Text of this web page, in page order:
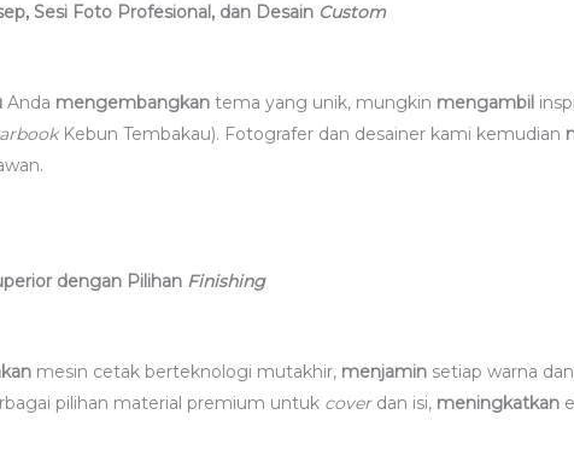
Sesi Foto Profesional, dan Desain Custom
Anda mengembangkan tema yang unik, mungkin mengambil
Kebun Tembakau). Fotografer dan desainer kami kemudian
dengan Pilihan Finishing
mesin cetak berteknologi mutakhir, menjamin setiap warna
pilihan material premium untuk coverdan isi, meningkatkan